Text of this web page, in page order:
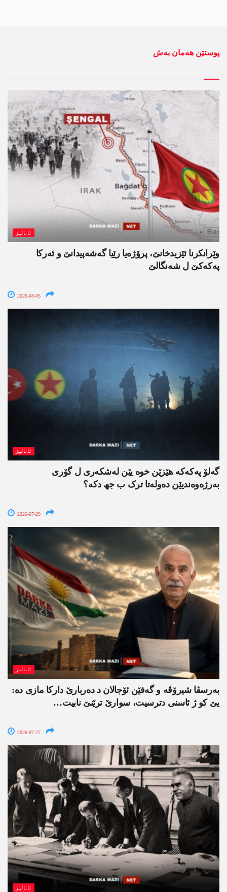
پوستێن ھەمان بەش
ئانالیز
وێرانکرنا ئێزیدخانێ، پرۆژەیا رێیا گەشەپیدانێ و ئەرکا
پەکەکێ ل شەنگالێ
2026-08-05
ئانالیز
گەلۆ پەکەکە ھێزێن خوە یێن لەشکەری ل گۆری
بەرژەوەندیێن دەولەتا ترک ب جھ دکە؟
2026-07-29
ئانالیز
بەرسڤا شیرۆڤە و گەفێن ئۆجالان د دەربارێ دارکا مازی دە:
یێ کو ژ ئاسنی دترسیت، سوارێ ترێنێ نابیت…
2026-07-27
ئانالیز